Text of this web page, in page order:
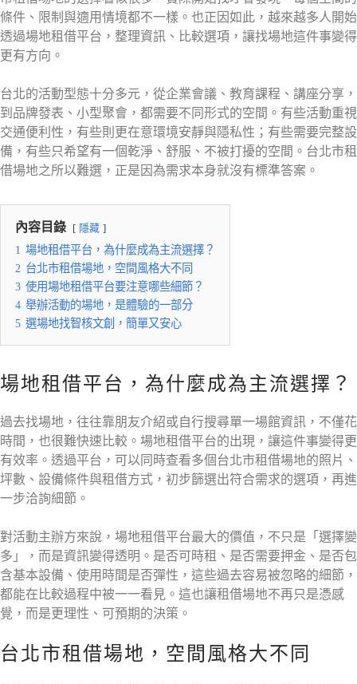
條件、限制與適用情境都不一樣。也正因如此，越來越多人開始
透過場地租借平台，整理資訊、比較選項，讓找場地這件事變得
更有方向。
台北的活動型態十分多元，從企業會議、教育課程、講座分享，
到品牌發表、小型聚會，都需要不同形式的空間。有些活動重視
交通便利性，有些則更在意環境安靜與隱私性；有些需要完整設
備，有些只希望有一個乾淨、舒服、不被打擾的空間。台北市租
借場地之所以難選，正是因為需求本身就沒有標準答案。
內容目錄 隱藏
1 場地租借平台，為什麼成為主流選擇？
2 台北市租借場地，空間風格大不同
3 使用場地租借平台要注意哪些細節？
4 舉辦活動的場地，是體驗的一部分
5 選場地找智核文創，簡單又安心
場地租借平台，為什麼成為主流選擇？
過去找場地，往往靠朋友介紹或自行搜尋單一場館資訊，不僅花
時間，也很難快速比較。場地租借平台的出現，讓這件事變得更
有效率。透過平台，可以同時查看多個台北市租借場地的照片、
坪數、設備條件與租借方式，初步篩選出符合需求的選項，再進
一步洽詢細節。
對活動主辦方來說，場地租借平台最大的價值，不只是「選擇變
多」，而是資訊變得透明。是否可時租、是否需要押金、是否包
含基本設備、使用時間是否彈性，這些過去容易被忽略的細節，
都能在比較過程中被一一看見。這也讓租借場地不再只是憑感
覺，而是更理性、可預期的決策。
台北市租借場地，空間風格大不同